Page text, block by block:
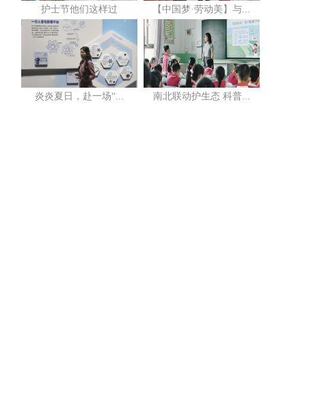
护士节他们这样过 【中国梦·劳动美】与...
炎炎夏日，赴一场“... 南北联动护生态 科普...